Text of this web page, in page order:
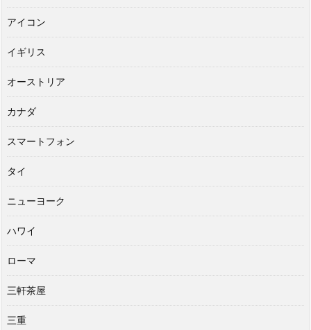
アイコン
イギリス
オーストリア
カナダ
スマートフォン
タイ
ニューヨーク
ハワイ
ローマ
三軒茶屋
三重